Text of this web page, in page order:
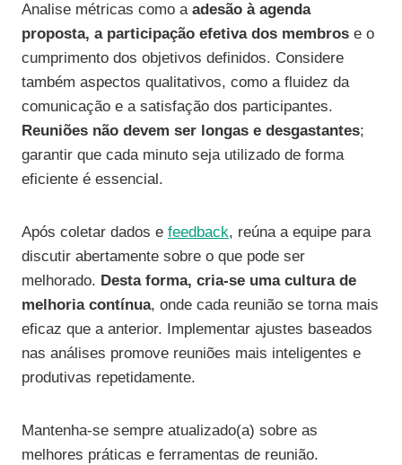
Analise métricas como a adesão à agenda
proposta, a participação efetiva dos membros e o
cumprimento dos objetivos definidos. Considere
também aspectos qualitativos, como a fluidez da
comunicação e a satisfação dos participantes.
Reuniões não devem ser longas e desgastantes;
garantir que cada minuto seja utilizado de forma
eficiente é essencial.
Após coletar dados e feedback, reúna a equipe para
discutir abertamente sobre o que pode ser
melhorado. Desta forma, cria-se uma cultura de
melhoria contínua, onde cada reunião se torna mais
eficaz que a anterior. Implementar ajustes baseados
nas análises promove reuniões mais inteligentes e
produtivas repetidamente.
Mantenha-se sempre atualizado(a) sobre as
melhores práticas e ferramentas de reunião.